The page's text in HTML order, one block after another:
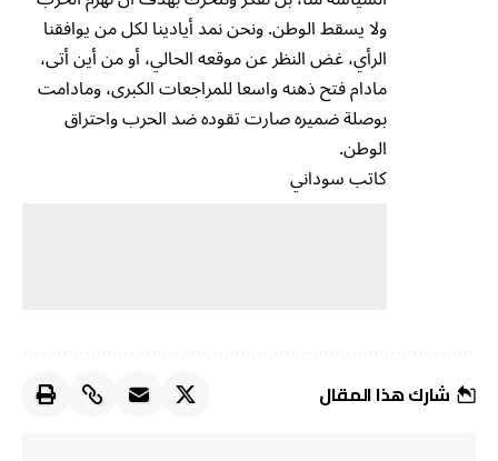
ولا يسقط الوطن. ونحن نمد أيادينا لكل من يوافقنا
الرأي، غض النظر عن موقعه الحالي، أو من أين أتى،
مادام فتح ذهنه واسعا للمراجعات الكبرى، ومادامت
بوصلة ضميره صارت تقوده ضد الحرب واحتراق
الوطن.
كاتب سوداني
شارك هذا المقال